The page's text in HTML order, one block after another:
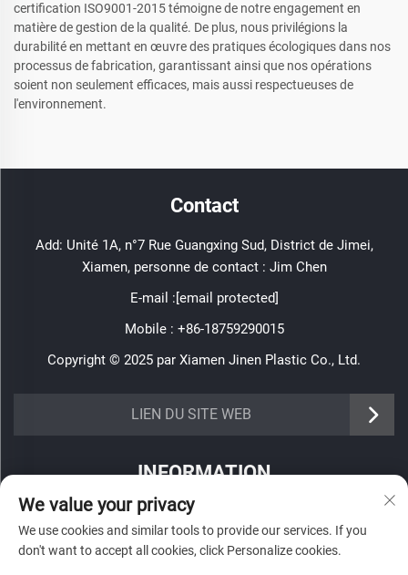
certification ISO9001-2015 témoigne de notre engagement en
matière de gestion de la qualité. De plus, nous privilégions la
durabilité en mettant en œuvre des pratiques écologiques dans nos
processus de fabrication, garantissant ainsi que nos opérations
soient non seulement efficaces, mais aussi respectueuses de
l'environnement.
Contact
Add: Unité 1A, n°7 Rue Guangxing Sud, District de Jimei,
Xiamen, personne de contact : Jim Chen
E-mail :[email protected]
Mobile : +86-18759290015
Copyright © 2025 par Xiamen Jinen Plastic Co., Ltd.
LIEN DU SITE WEB
https://www.jinenplastic.com/service
https://www.jinenplastic.com/projects
https://www.jinenplastic.com/news
INFORMATION
Inscrivez-vous pour recevoir notre newsletter hebdomadaire
We value your privacy
We use cookies and similar tools to provide our services. If you
don't want to accept all cookies, click Personalize cookies.